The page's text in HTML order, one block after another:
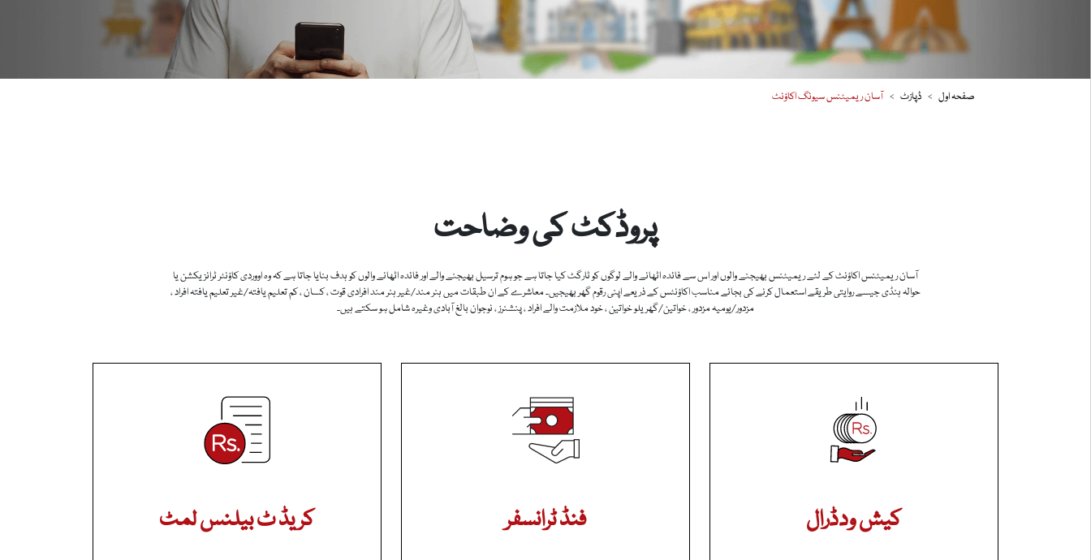
صفحہ اول ڈپازٹ آسان ریمیٹنس سیونگ اکاؤنٹ
پروڈکٹ کی وضاحت
آسان ریمیٹنس اکاؤنٹ کے لئے ریمیٹنس بھیجنے والوں اور اس سے فائدہ اٹھانے والے لوگوں کو ٹارگٹ کیا جاتا ہے جو ہوم ترسیل بھیجنے والے اور فائدہ اٹھانے والوں کو ہدف بنایا جاتا ہے کہ وہ اووردی کاؤنٹر ٹرانزیکشن یا
حوالہ ہنڈی جیسے روایتی طریقے استعمال کرنے کی بجائے مناسب اکاؤنٹس کے ذریعے اپنی رقوم گھر بھیجیں۔ معاشرے کے ان طبقات میں ہنر مند/غیر ہنر مند افرادی قوت ، کسان ، کم تعلیم یافتہ/غیر تعلیم یافتہ افراد ،
مزدور/یومیہ مزدور ، خواتین/گھریلو خواتین ، خود ملازمت والے افراد ، پنشنرز ، نوجوان بالغ آبادی وغیرہ شامل ہو سکتے ہیں۔
کیش ودڈرال فنڈ ٹرانسفر کریڈ ٹ بیلنس لمٹ